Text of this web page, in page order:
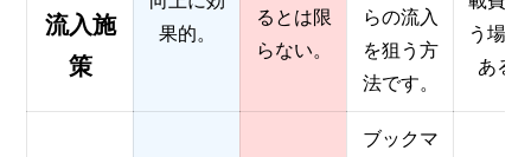
流入施
策
果的。
るとは限
らない。
らの流入
を狙う方
法です。
う場合
ある
ブックマ